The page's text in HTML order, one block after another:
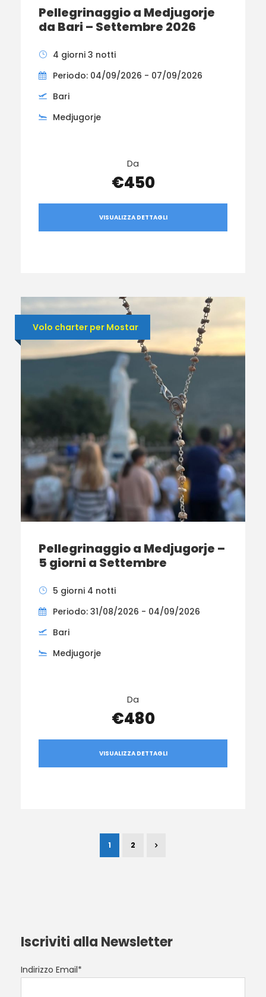
Pellegrinaggio a Medjugorje
da Bari – Settembre 2026
4 giorni 3 notti
Periodo: 04/09/2026 - 07/09/2026
Bari
Medjugorje
Da
€450
VISUALIZZA DETTAGLI
Volo charter per Mostar
Pellegrinaggio a Medjugorje –
5 giorni a Settembre
5 giorni 4 notti
Periodo: 31/08/2026 - 04/09/2026
Bari
Medjugorje
Da
€480
VISUALIZZA DETTAGLI
1 2
Iscriviti alla Newsletter
Indirizzo Email*